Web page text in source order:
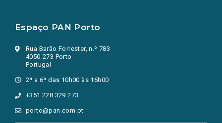
Espaço PAN Porto
Rua Barão Forrester, n.º 783
4050-273 Porto
Portugal
2ª a 6ª das 10h00 às 16h00
+351 228 329 273
porto@pan.com.pt